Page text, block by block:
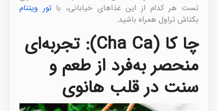
تست هر کدام از این غذاهای خیابانی، باتور ویتنام
بکتاش تراول همراه باشید.
چا کا (Cha Ca): تجربه‌ای
منحصر به‌فرد از طعم و
سنت در قلب هانوی